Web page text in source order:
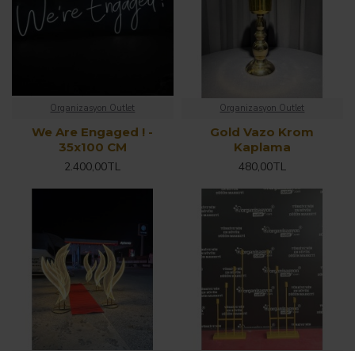
Organizasyon Outlet
We Are Engaged ! -
35x100 CM
2.400,00TL
Organizasyon Outlet
Gold Vazo Krom
Kaplama
480,00TL